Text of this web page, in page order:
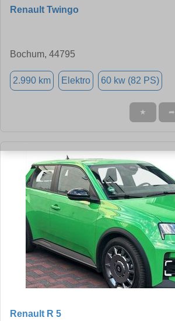
Renault Twingo
Bochum, 44795
2.990 km Elektro 60 kw (82 PS)
★ ➦
Renault R 5